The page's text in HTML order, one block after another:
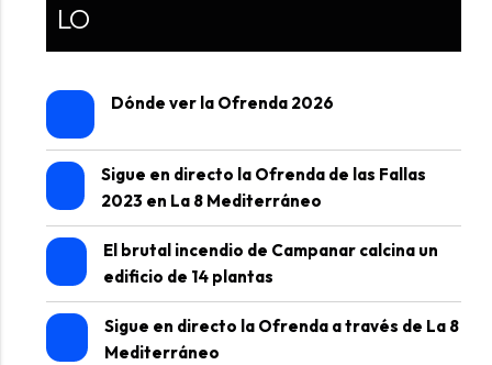
LO
Dónde ver la Ofrenda 2026
Sigue en directo la Ofrenda de las Fallas
2023 en La 8 Mediterráneo
El brutal incendio de Campanar calcina un
edificio de 14 plantas
Sigue en directo la Ofrenda a través de La 8
Mediterráneo